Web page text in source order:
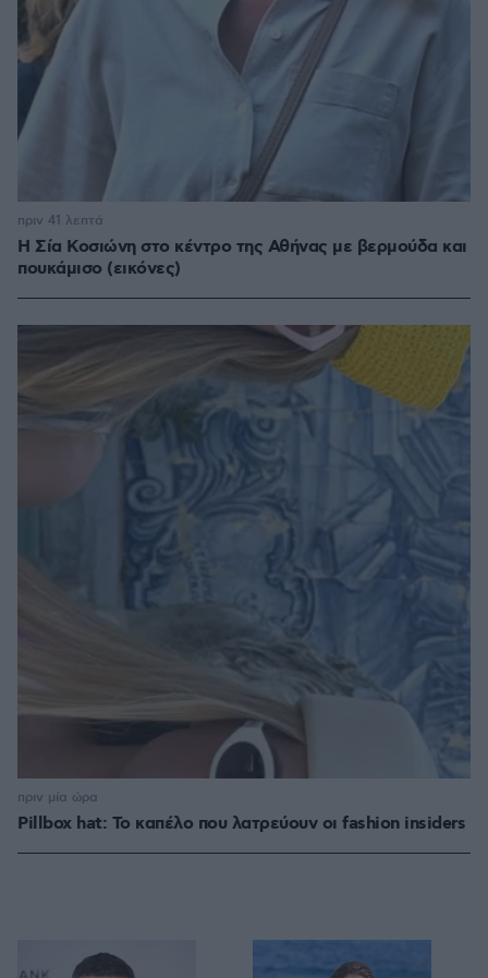
Η Σία Κοσιώνη στο κέντρο της Αθήνας με βερμούδα και
πουκάμισο (εικόνες)
πριν 41 λεπτά
Pillbox hat: Το καπέλο που λατρεύουν οι fashion insiders
πριν μία ώρα